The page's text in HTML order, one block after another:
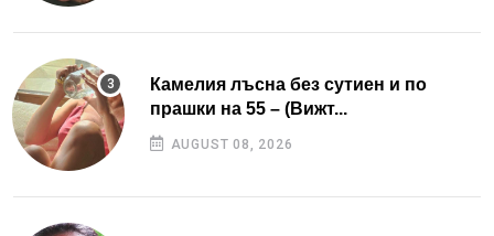
Камелия лъсна без сутиен и по
прашки на 55 – (Вижт...
AUGUST 08, 2026